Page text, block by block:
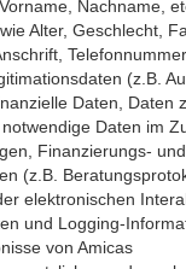
Nachname,
Alter, Geschlecht,
(z.B.
Daten, Daten
Daten im
Finanzierungs-
(z.B.
elektronischen
und Logging-
von Amicas